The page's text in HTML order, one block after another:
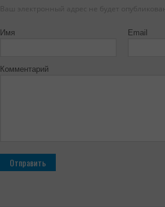
Ваш электронный адрес не будет опубликован.
Имя Email
Комментарий